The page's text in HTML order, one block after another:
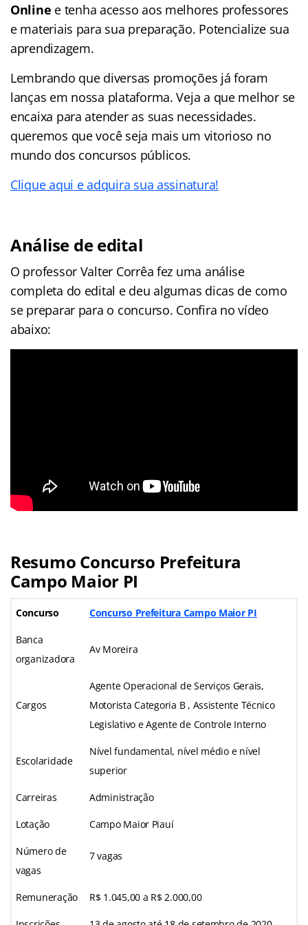
Online e tenha acesso aos melhores professores
e materiais para sua preparação. Potencialize sua
aprendizagem.
Lembrando que diversas promoções já foram
lanças em nossa plataforma. Veja a que melhor se
encaixa para atender as suas necessidades.
queremos que você seja mais um vitorioso no
mundo dos concursos públicos.
Clique aqui e adquira sua assinatura!
Análise de edital
O professor Valter Corrêa fez uma análise
completa do edital e deu algumas dicas de como
se preparar para o concurso. Confira no vídeo
abaixo:
Resumo Concurso Prefeitura
Campo Maior PI
Concurso Concurso Prefeitura Campo Maior PI
Banca
organizadora
Av Moreira
Cargos
Agente Operacional de Serviços Gerais,
Motorista Categoria B , Assistente Técnico
Legislativo e Agente de Controle Interno
Escolaridade
Nível fundamental, nível médio e nível
superior
Carreiras Administração
Lotação Campo Maior Piauí
Número de
vagas
7 vagas
Remuneração R$ 1.045,00 a R$ 2.000,00